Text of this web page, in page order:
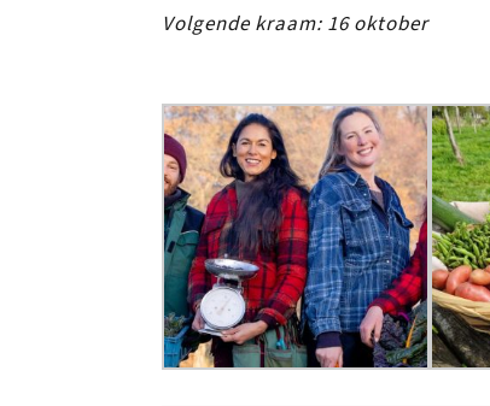
Volgende kraam: 16 oktober